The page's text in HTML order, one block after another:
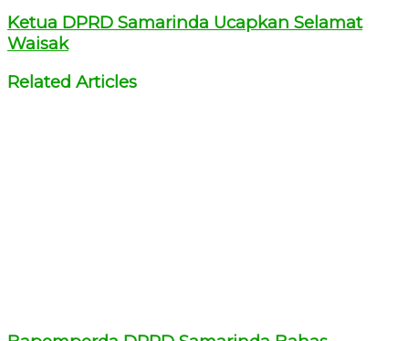
Ketua DPRD Samarinda Ucapkan Selamat
Waisak
Related Articles